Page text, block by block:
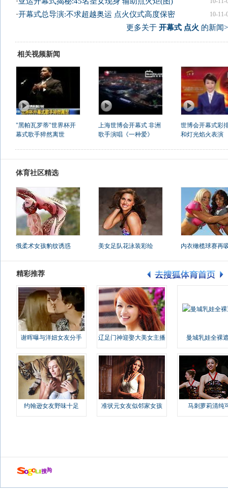
10-11-
·开幕式总导演:不求超越奥运 点火仪式高度保密
更多关于 开幕式 点火 的新闻
相关视频新闻
"黑帕瓦罗蒂"世界杯开
幕式歌手猝然离世
上海世博会开幕式 非洲
歌手演唱《一种爱》
世博会开幕式彩
和灯光焰火表演
体育社区精选
俄柔术女孩豹纹诱惑 美女足队花泳装彩绘 内衣橄榄球赛再
精彩推荐
谢晖曝与洋妞女友分手 辽足门神迎娶大美女主播 曼城乳娃全裸
约翰逊女友野味十足 准状元女友似邻家女孩 马刺萝莉清纯